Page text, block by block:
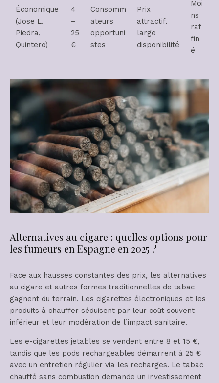
Économique
(Jose L.
Piedra,
Quintero)
4
–
25
€
Consomm
ateurs
opportuni
stes
Prix
attractif,
large
disponibilité
Moi
ns
raf
fin
é
Alternatives au cigare : quelles options pour
les fumeurs en Espagne en 2025 ?
Face aux hausses constantes des prix, les alternatives
au cigare et autres formes traditionnelles de tabac
gagnent du terrain. Les cigarettes électroniques et les
produits à chauffer séduisent par leur coût souvent
inférieur et leur modération de l’impact sanitaire.
Les e-cigarettes jetables se vendent entre 8 et 15 €,
tandis que les pods rechargeables démarrent à 25 €
avec un entretien régulier via les recharges. Le tabac
chauffé sans combustion demande un investissement